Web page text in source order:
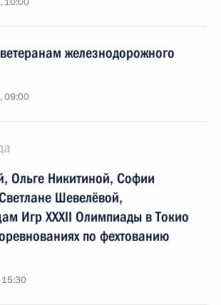
железнодорожного
09:00
Ольге Никитиной, Софии
Шевелёвой,
Игр XXXII Олимпиады в Токио
по фехтованию
15:30